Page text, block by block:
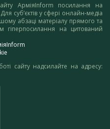
АрміяInform посилання на
суб’єктів у сфері онлайн-медіа
абзаці матеріалу прямого та
гіперпосилання на цитований
сайту надсилайте на адресу: